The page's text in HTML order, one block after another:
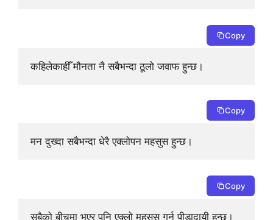
Copy
कहिलेकाहीँ मौनता नै सबैभन्दा ठूलो जवाफ हुन्छ।
Copy
मन दुख्दा सबैभन्दा धेरै एक्लोपन महसुस हुन्छ।
Copy
सबैको बीचमा भएर पनि एक्लो महसुस गर्नु पीडादायी हुन्छ।